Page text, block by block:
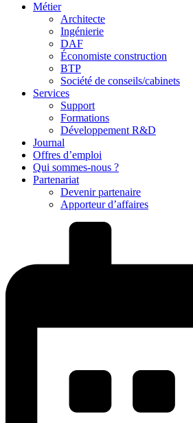
Métier
Architecte
Ingénierie
DAF
Économiste construction
BTP
Société de conseils/cabinets
Services
Support
Formations
Développement R&D
Journal
Offres d’emploi
Qui sommes-nous ?
Partenariat
Devenir partenaire
Apporteur d’affaires